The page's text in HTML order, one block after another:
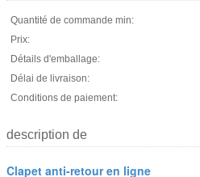
Quantité de commande min:
Prix:
Détails d'emballage:
Délai de livraison:
Conditions de paiement:
description de
Clapet anti-retour en ligne